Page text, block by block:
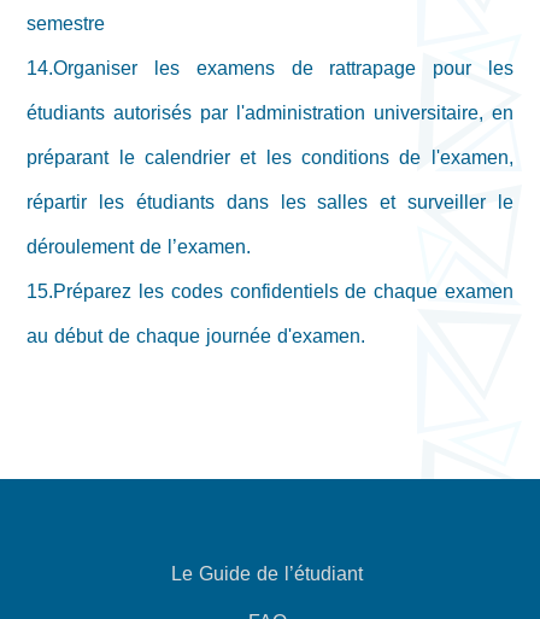
semestre
14.Organiser les examens de rattrapage pour les
étudiants autorisés par l'administration universitaire, en
préparant le calendrier et les conditions de l'examen,
répartir les étudiants dans les salles et surveiller le
déroulement de l’examen.
15.Préparez les codes confidentiels de chaque examen
au début de chaque journée d'examen.
Le Guide de l’étudiant